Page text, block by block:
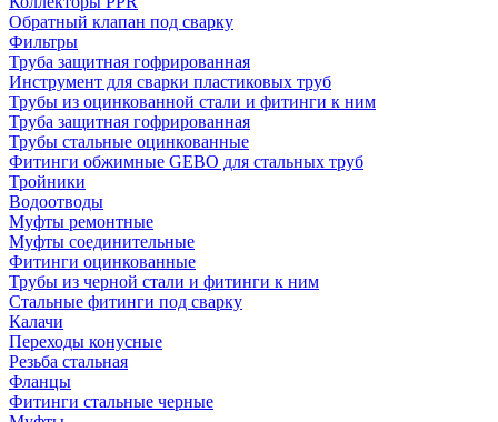
Обратный клапан под сварку
Фильтры
Труба защитная гофрированная
Инструмент для сварки пластиковых труб
Трубы из оцинкованной стали и фитинги к ним
Труба защитная гофрированная
Трубы стальные оцинкованные
Фитинги обжимные GEBO для стальных труб
Тройники
Водоотводы
Муфты ремонтные
Муфты соединительные
Фитинги оцинкованные
Трубы из черной стали и фитинги к ним
Стальные фитинги под сварку
Калачи
Переходы конусные
Резьба стальная
Фланцы
Фитинги стальные черные